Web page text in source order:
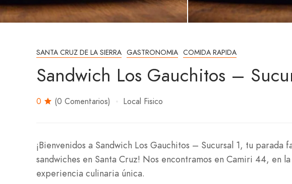
SANTA CRUZ DE LA SIERRA GASTRONOMIA COMIDA RAPIDA
Sandwich Los Gauchitos –
0 (0 Comentarios) Local Fisico
¡Bienvenidos a Sandwich Los Gauchitos – Sucursal 1, tu
sandwiches en Santa Cruz! Nos encontramos en Camiri 44, en
experiencia culinaria única.